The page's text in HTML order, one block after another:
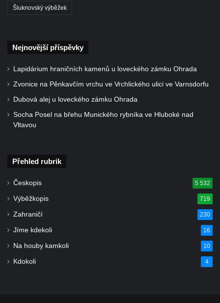
Socha svatého Floriána na domě čp. 3 v
Lavička Václava Havla v Novém Boru
Lavička Václava Havla v Krásné Lípě
Upoutávka JduHřebenovkou u parkoviště
na Mezní Louce
Kamenný obelisk na vyhlídce u Pravčické
od Mezné
Socha vodníka na trase naučné stezky v
Šluknovský výběžek
Nejnovější příspěvky
Lapidárium hraničních kamenů u loveckého zámku Ohrada
Zvonice na Pěnkavčím vrchu ve Vrchlického ulici ve Varnsdorfu
Dubová alej u loveckého zámku Ohrada
Socha Posel na břehu Munického rybníka ve Hluboké nad
Vltavou
Přehled rubrik
Českopis 5 532
Výběžkopis 719
Zahraničí 230
Jíme kdekoli 16
Na houby kamkoli 10
Kdokoli 4